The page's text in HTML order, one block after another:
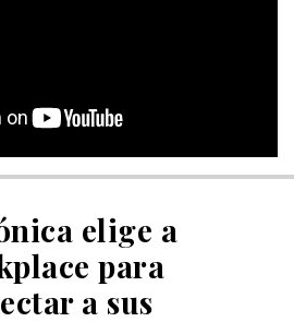
elige a
para
a sus